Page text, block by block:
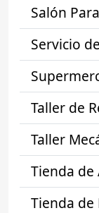
Salón
Servicio
Taller de
Taller
Tienda
Tienda de